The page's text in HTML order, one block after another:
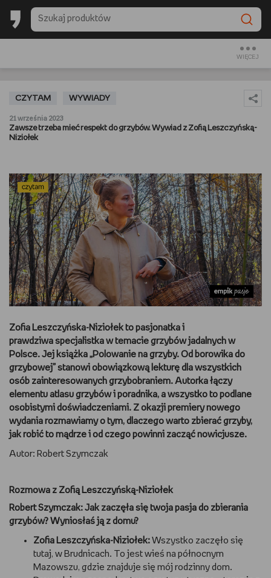
WIĘCEJ
BACK TO SCHOOL
SŁUCHAM
BACK TO SCHOOL
PREZENTOWNIKI
DIY
GOTUJĘ
DBAM O URODĘ
TRENUJĘ
URZĄDZAM I DEKORUJĘ
MAM ZWIERZĘTA
PASJE DZIECKA
WSZYSTKO O LEGO
CZYTAM WYWIADY
21 września 2023
Zawsze trzeba mieć respekt do grzybów. Wywiad z Zofią Leszczyńską-
Niziołek
Zofia Leszczyńska-Niziołek to pasjonatka i
prawdziwa specjalistka w temacie grzybów jadalnych w
Polsce. Jej książka „Polowanie na grzyby. Od borowika do
grzybowej” stanowi obowiązkową lekturę dla wszystkich
osób zainteresowanych grzybobraniem. Autorka łączy
elementu atlasu grzybów i poradnika, a wszystko to podlane
osobistymi doświadczeniami. Z okazji premiery nowego
wydania rozmawiamy o tym, dlaczego warto zbierać grzyby,
jak robić to mądrze i od czego powinni zacząć nowicjusze.
Autor: Robert Szymczak
Rozmowa z Zofią Leszczyńską-Niziołek
Robert Szymczak: Jak zaczęła się twoja pasja do zbierania
grzybów? Wyniosłaś ją z domu?
Zofia Leszczyńska-Niziołek: Wszystko zaczęło się
tutaj, w Brudnicach. To jest wieś na północnym
Mazowszu, gdzie znajduje się mój rodzinny dom.